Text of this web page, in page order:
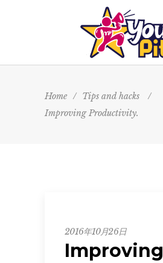
Home / Tips and hacks
/
Improving Productivity.
and
hacks
2016年10月26日
Improving